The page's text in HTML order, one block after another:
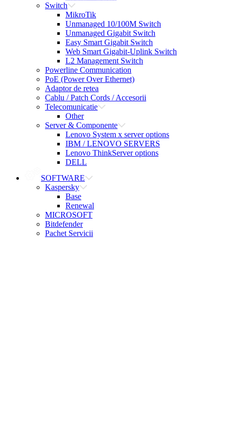
Switch
MikroTik
Unmanaged 10/100M Switch
Unmanaged Gigabit Switch
Easy Smart Gigabit Switch
Web Smart Gigabit-Uplink Switch
L2 Management Switch
Powerline Communication
PoE (Power Over Ethernet)
Adaptor de retea
Cablu / Patch Cords / Accesorii
Telecomunicatie
Other
Server & Componente
Lenovo System x server options
IBM / LENOVO SERVERS
Lenovo ThinkServer options
DELL
SOFTWARE
Kaspersky
Base
Renewal
MICROSOFT
Bitdefender
Pachet Servicii